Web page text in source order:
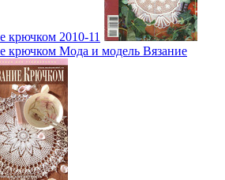
крючком 2010-11
крючком Мода и модель Вязание